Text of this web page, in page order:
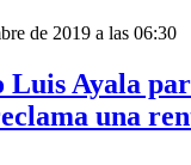
de 2019 a las 06:30
Luis Ayala
una